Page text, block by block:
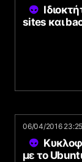
sites και
06/04/2016 23:25
με το